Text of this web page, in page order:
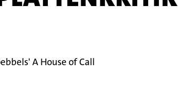
A House of Call